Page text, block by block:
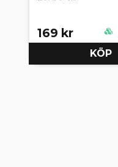
169 kr
KÖP